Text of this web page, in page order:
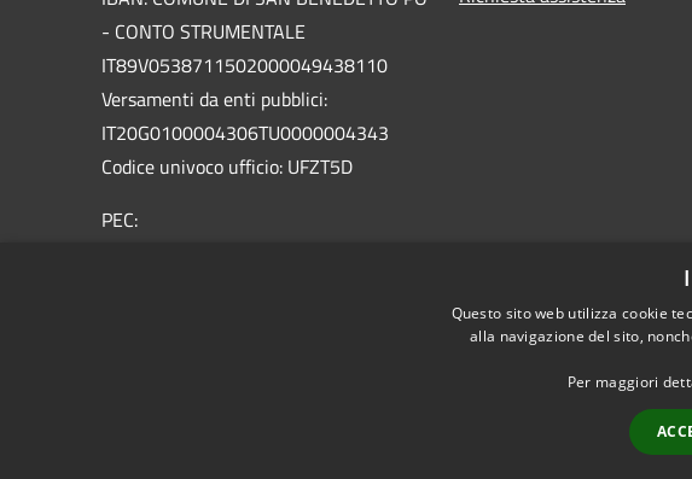
- CONTO STRUMENTALE
IT89V0538711502000049438110
Versamenti da enti pubblici:
IT20G0100004306TU0000004343
Codice univoco ufficio: UFZT5D
PEC:
Questo sito web utilizza cookie
alla navigazione del sito,
Per maggiori